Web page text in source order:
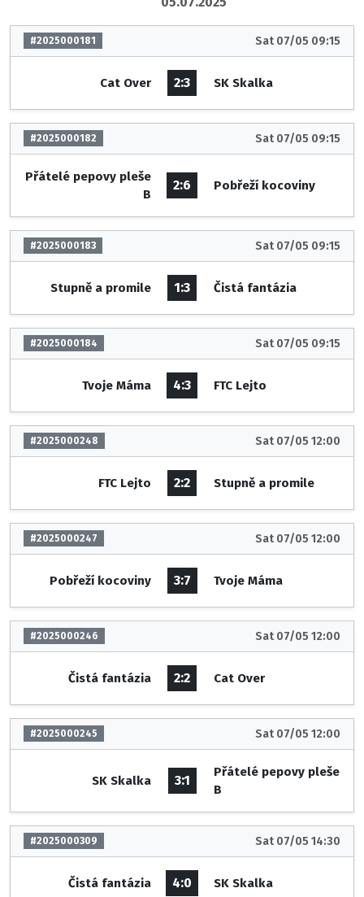
#2025000181 Sat 07/05 09:15
Cat Over 2:3 SK Skalka
#2025000182 Sat 07/05 09:15
Přátelé pepovy pleše
B
2:6 Pobřeží kocoviny
#2025000183 Sat 07/05 09:15
Stupně a promile 1:3 Čistá fantázia
#2025000184 Sat 07/05 09:15
Tvoje Máma 4:3 FTC Lejto
#2025000248 Sat 07/05 12:00
FTC Lejto 2:2 Stupně a promile
#2025000247 Sat 07/05 12:00
Pobřeží kocoviny 3:7 Tvoje Máma
#2025000246 Sat 07/05 12:00
Čistá fantázia 2:2 Cat Over
#2025000245 Sat 07/05 12:00
SK Skalka 3:1
Přátelé pepovy pleše
B
#2025000309 Sat 07/05 14:30
Čistá fantázia 4:0 SK Skalka